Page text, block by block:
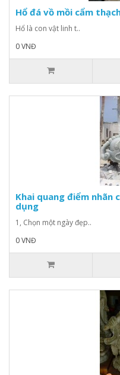
Hổ đá vồ mồi cẩm
Hổ là con vật linh t..
0 VNĐ
Khai quang điểm
dụng
1, Chọn một ngày đẹp..
0 VNĐ